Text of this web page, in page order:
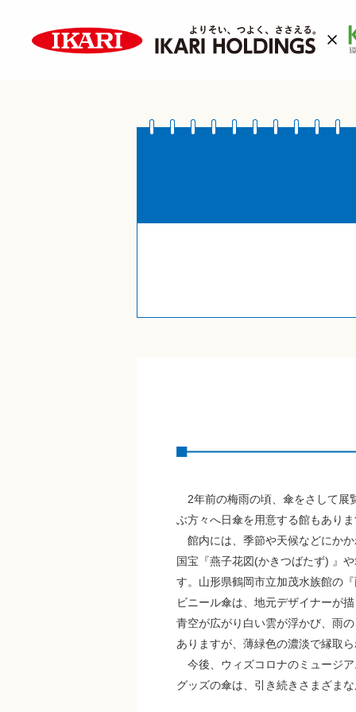
2年前の梅雨の頃、傘をさして展
ぶ方々へ日傘を用意する館もあり
館内には、季節や天候などにか
国宝『燕子花図(かきつばたず) 』
す。山形県鶴岡市立加茂水族館の
ビニール傘は、地元デザイナーが
青空が広がり白い雲が浮かび、雨
ありますが、薄緑色の濃淡で縁取
今後、ウィズコロナのミュージ
グッズの傘は、引き続きさまざま